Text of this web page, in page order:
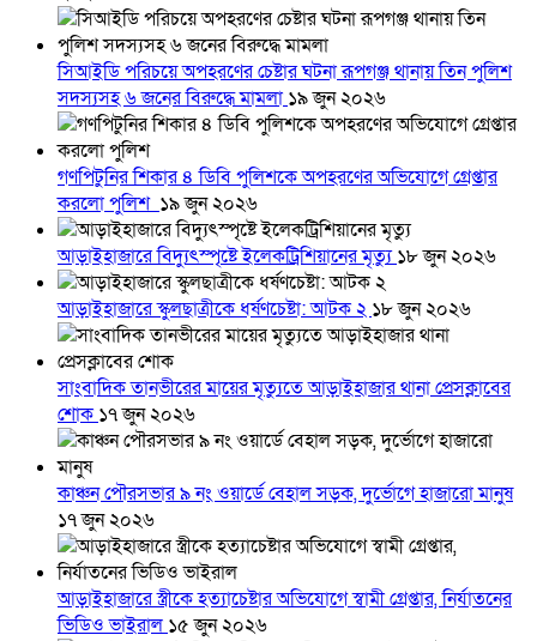
সিআইডি পরিচয়ে অপহরণের চেষ্টার ঘটনা রূপগঞ্জ থানায় তিন পুলিশ
সদস্যসহ ৬ জনের বিরুদ্ধে মামলা ১৯ জুন ২০২৬
গণপিটুনির শিকার ৪ ডিবি পুলিশকে অপহরণের অভিযোগে গ্রেপ্তার
করলো পুলিশ ১৯ জুন ২০২৬
আড়াইহাজারে বিদ্যুৎস্পৃষ্টে ইলেকট্রিশিয়ানের মৃত্যু১৮ জুন ২০২৬
আড়াইহাজারে স্কুলছাত্রীকে ধর্ষণচেষ্টা: আটক ২ ১৮ জুন ২০২৬
সাংবাদিক তানভীরের মায়ের মৃত্যুতে আড়াইহাজার থানা প্রেসক্লাবের
শোক ১৭ জুন ২০২৬
কাঞ্চন পৌরসভার ৯ নং ওয়ার্ডে বেহাল সড়ক, দুর্ভোগে হাজারো মানুষ
১৭ জুন ২০২৬
আড়াইহাজারে স্ত্রীকে হত্যাচেষ্টার অভিযোগে স্বামী গ্রেপ্তার, নির্যাতনের
ভিডিও ভাইরাল ১৫ জুন ২০২৬